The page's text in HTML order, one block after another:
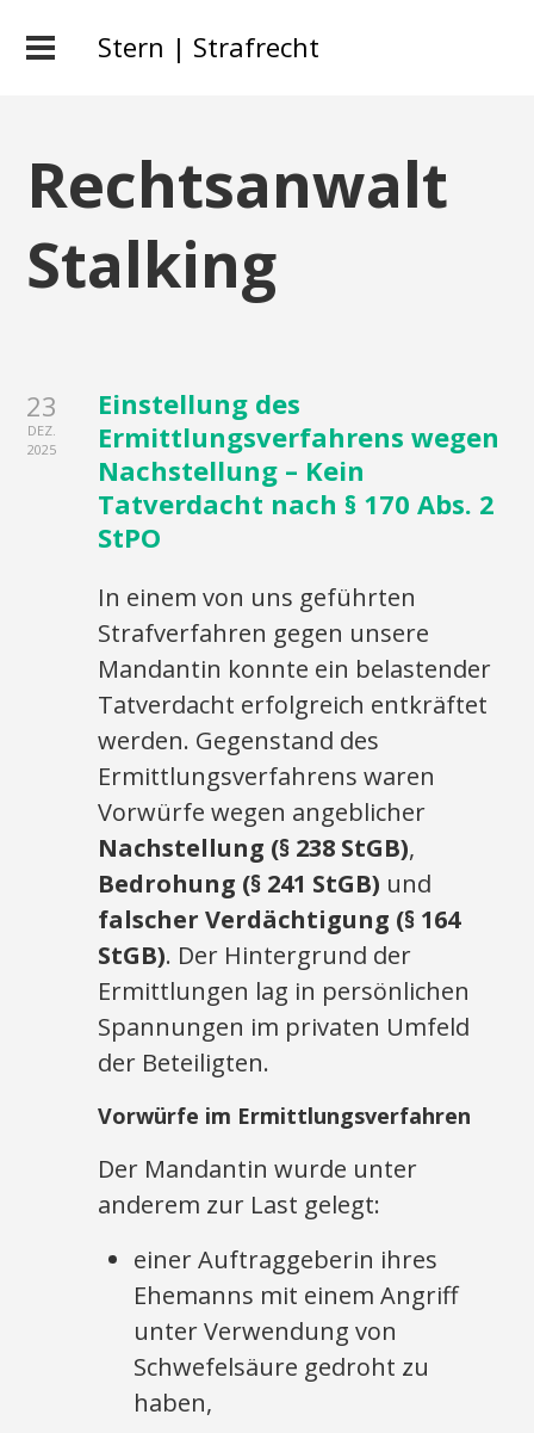
Stern | Strafrecht
Rechtsanwalt
Stalking
23
DEZ.
2025
Einstellung des
Ermittlungsverfahrens wegen
Nachstellung – Kein
Tatverdacht nach § 170 Abs. 2
StPO
In einem von uns geführten
Strafverfahren gegen unsere
Mandantin konnte ein belastender
Tatverdacht erfolgreich entkräftet
werden. Gegenstand des
Ermittlungsverfahrens waren
Vorwürfe wegen angeblicher
Nachstellung (§ 238 StGB),
Bedrohung (§ 241 StGB) und
falscher Verdächtigung (§ 164
StGB). Der Hintergrund der
Ermittlungen lag in persönlichen
Spannungen im privaten Umfeld
der Beteiligten.
Vorwürfe im Ermittlungsverfahren
Der Mandantin wurde unter
anderem zur Last gelegt:
einer Auftraggeberin ihres
Ehemanns mit einem Angriff
unter Verwendung von
Schwefelsäure gedroht zu
haben,